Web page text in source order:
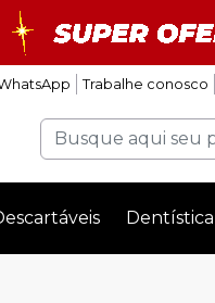
Trabalhe conosco
Dentística